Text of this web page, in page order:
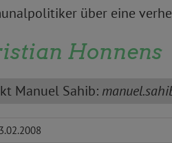
über eine
Honnens
Manuel Sahib: